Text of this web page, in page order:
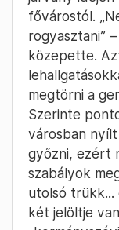
fővárostól.
rogyasztani”
közepette.
megtörni a
Szerinte
városban
győzni, ezért
szabályok
utolsó trükk...
két jelöltje